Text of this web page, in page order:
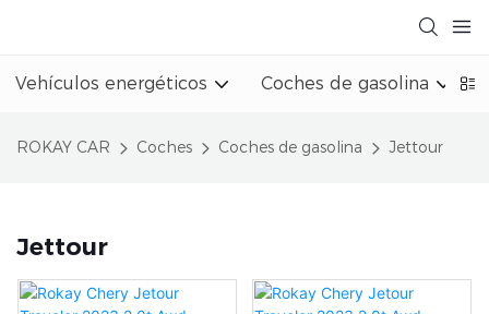
Vehículos energéticos Coches de gasolina
ROKAY CAR Coches Coches de gasolina Jettour
Jettour